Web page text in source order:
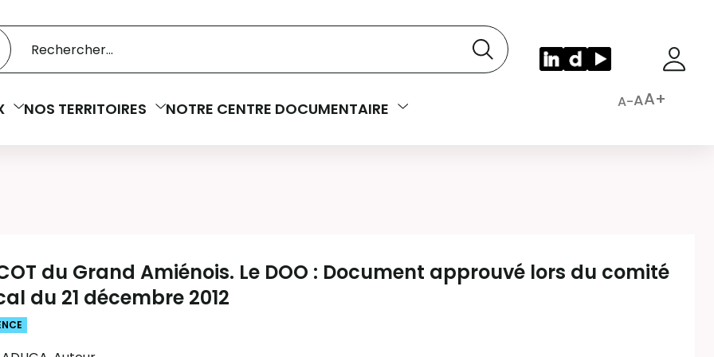
NOS TERRITOIRES NOTRE CENTRE DOCUMENTAIRE A-AA+
du Grand Amiénois. Le DOO : Document approuvé lors du comité
du 21 décembre 2012